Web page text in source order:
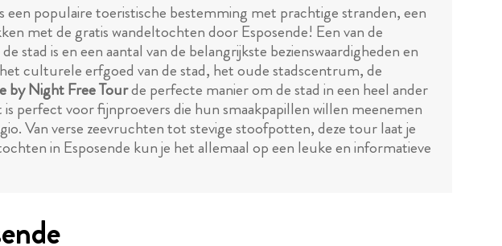
populaire toeristische bestemming met prachtige stranden, een
met de gratis wandeltochten door Esposende! Een van de
stad is en een aantal van de belangrijkste bezienswaardigheden en
culturele erfgoed van de stad, het oude stadscentrum, de
by Night Free Tourde perfecte manier om de stad in een heel ander
perfect voor fijnproevers die hun smaakpapillen willen meenemen
Van verse zeevruchten tot stevige stoofpotten, deze tour laat je
in Esposende kun je het allemaal op een leuke en informatieve